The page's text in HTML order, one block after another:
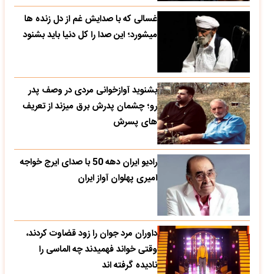
غسالی که با صدایش غم از دل زنده ها
میشورد؛ این صدا را کل دنیا باید بشنود
بشنوید آوازخوانی مردی در وصف پدر
رو؛ چشمان پدرش برق میزند از تعریف
های پسرش
رادیو ایران دهه 50 با صدای ایرج خواجه
امیری پهلوان آواز ایران
داوران مرد جوان را زود قضاوت کردند،
وقتی خواند فهمیدند چه الماسی را
نادیده گرفته اند